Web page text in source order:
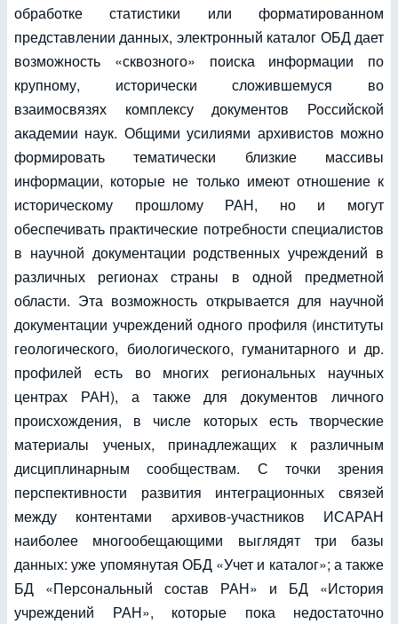
обработке статистики или форматированном
представлении данных, электронный каталог ОБД дает
возможность «сквозного» поиска информации по
крупному, исторически сложившемуся во
взаимосвязях комплексу документов Российской
академии наук. Общими усилиями архивистов можно
формировать тематически близкие массивы
информации, которые не только имеют отношение к
историческому прошлому РАН, но и могут
обеспечивать практические потребности специалистов
в научной документации родственных учреждений в
различных регионах страны в одной предметной
области. Эта возможность открывается для научной
документации учреждений одного профиля (институты
геологического, биологического, гуманитарного и др.
профилей есть во многих региональных научных
центрах РАН), а также для документов личного
происхождения, в числе которых есть творческие
материалы ученых, принадлежащих к различным
дисциплинарным сообществам. С точки зрения
перспективности развития интеграционных связей
между контентами архивов-участников ИСАРАН
наиболее многообещающими выглядят три базы
данных: уже упомянутая ОБД «Учет и каталог»; а также
БД «Персональный состав РАН» и БД «История
учреждений РАН», которые пока недостаточно